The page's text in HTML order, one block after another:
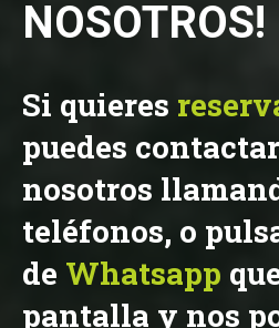
NOSOTROS!
Si quieres
puedes
nosotros
teléfonos, o
de Whatsapp
pantalla y nos